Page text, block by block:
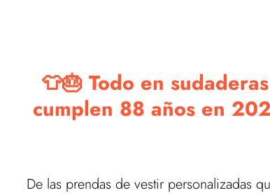
👕🎂 Todo en
cumplen 88 años en
De las prendas de vestir personalizadas